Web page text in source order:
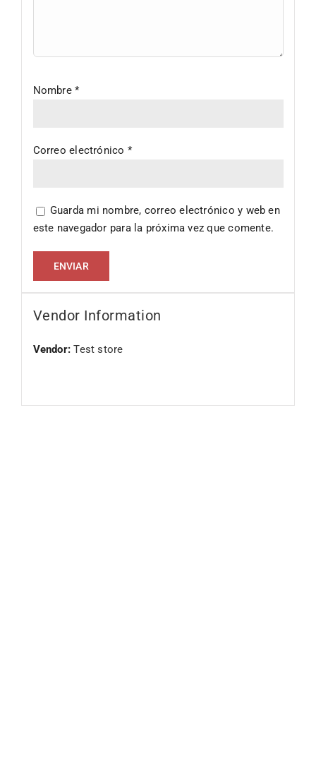
Nombre*
Correo electrónico *
Guarda mi nombre, correo electrónico y web en
este navegador para la próxima vez que comente.
Vendor Information
Vendor:Test store